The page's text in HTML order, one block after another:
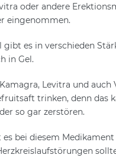
oder andere
eingenommen.
gibt es in verschieden
in Gel.
Levitra und auch
trinken, denn das
so gar zerstören.
bei diesem Medikament